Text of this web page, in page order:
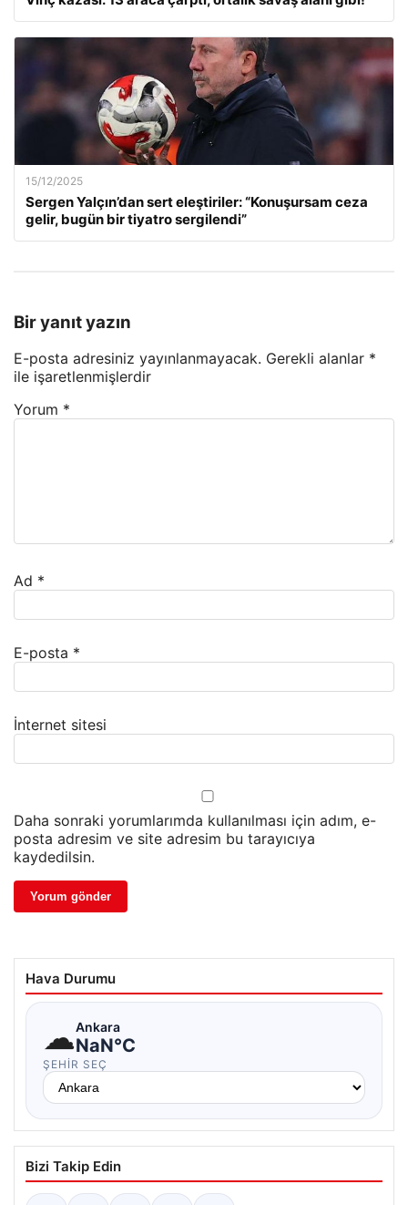
15/12/2025
Sergen Yalçın’dan sert eleştiriler: “Konuşursam ceza
gelir, bugün bir tiyatro sergilendi”
Bir yanıt yazın
E-posta adresiniz yayınlanmayacak. Gerekli alanlar *
ile işaretlenmişlerdir
Yorum *
Ad *
E-posta *
İnternet sitesi
Daha sonraki yorumlarımda kullanılması için adım, e-
posta adresim ve site adresim bu tarayıcıya
kaydedilsin.
Hava Durumu
☁Ankara
NaN°C
ŞEHIR SEÇ
Bizi Takip Edin